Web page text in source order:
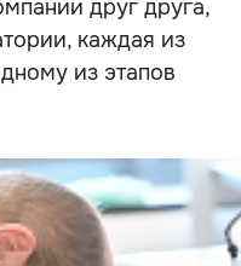
друг друга,
каждая из
из этапов